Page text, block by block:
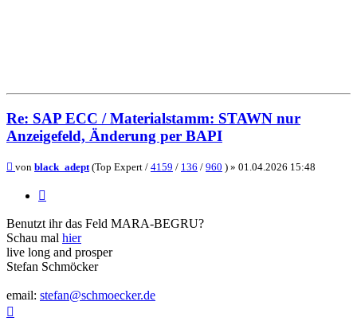
Re: SAP ECC / Materialstamm: STAWN nur
Anzeigefeld, Änderung per BAPI
Beitrag
von black_adept(Top Expert / 4159 / 136 / 960 ) » 01.04.2026 15:48
Benutzt ihr das Feld MARA-BEGRU?
Schau mal hier
live long and prosper
Stefan Schmöcker
email: stefan@schmoecker.de